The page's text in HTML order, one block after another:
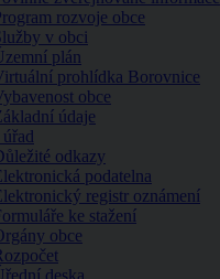
rozvoje obce
v obci
plán
prohlídka Borovnice
obce
údaje
odkazy
podatelna
registr oznámení
ke stažení
obce
deska